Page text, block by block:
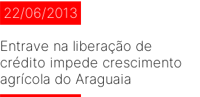
22/06/2013
Entrave na liberação de
crédito impede crescimento
agrícola do Araguaia